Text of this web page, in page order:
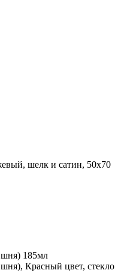
шелк и сатин, 50х70
185мл
Красный цвет, стекло